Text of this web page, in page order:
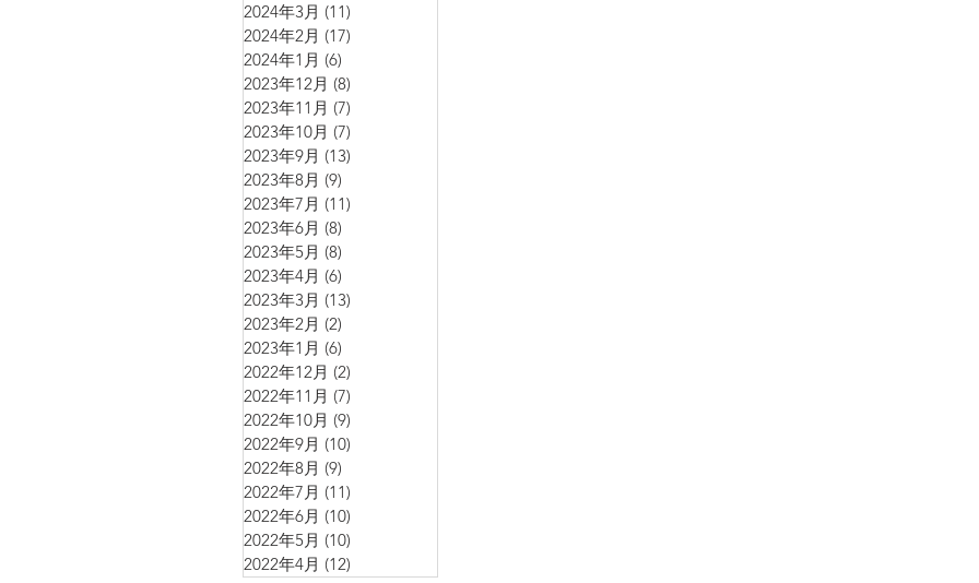
2024年3月 (11)
2024年2月 (17)
2024年1月 (6)
2023年12月 (8)
2023年11月 (7)
2023年10月 (7)
2023年9月 (13)
2023年8月 (9)
2023年7月 (11)
2023年6月 (8)
2023年5月 (8)
2023年4月 (6)
2023年3月 (13)
2023年2月 (2)
2023年1月 (6)
2022年12月 (2)
2022年11月 (7)
2022年10月 (9)
2022年9月 (10)
2022年8月 (9)
2022年7月 (11)
2022年6月 (10)
2022年5月 (10)
2022年4月 (12)